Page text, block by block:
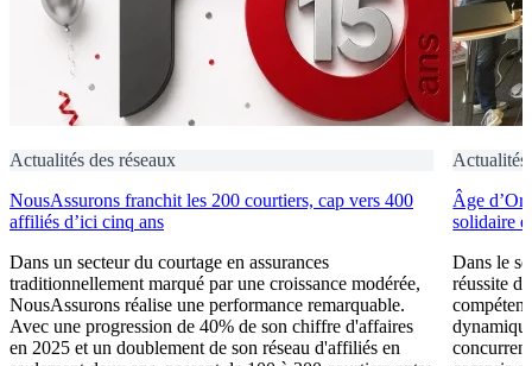
Actualités des réseaux
NousAssurons franchit les 200 courtiers, cap vers 400
affiliés d’ici cinq ans
Dans un secteur du courtage en assurances
traditionnellement marqué par une croissance modérée,
NousAssurons réalise une performance remarquable.
Avec une progression de 40% de son chiffre d'affaires
en 2025 et un doublement de son réseau d'affiliés en
Actualités
Âge d’Or
solidaire
Dans le
réussite